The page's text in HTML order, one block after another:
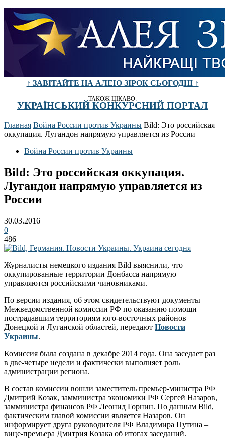
↑ ЗАВІТАЙТЕ НА АЛЕЮ ЗІРОК СЬОГОДНІ ↑
ТАКОЖ ЦІКАВО:
УКРАЇНСЬКИЙ КОНКУРСНИЙ ПОРТАЛ
Главная Война России против Украины Bild: Это российская
оккупация. Лугандон напрямую управляется из России
Война России против Украины
Bild: Это российская оккупация.
Лугандон напрямую управляется из
России
30.03.2016
0
486
Журналисты немецкого издания Bild выяснили, что
оккупированные территории Донбасса напрямую
управляются российскими чиновниками.
По версии издания, об этом свидетельствуют документы
Межведомственной комиссии РФ по оказанию помощи
пострадавшим территориям юго-восточных районов
Донецкой и Луганской областей, передают Новости
Украины.
Комиссия была создана в декабре 2014 года. Она заседает раз
в две-четыре недели и фактически выполняет роль
администрации региона.
В состав комиссии вошли заместитель премьер-министра РФ
Дмитрий Козак, замминистра экономики РФ Сергей Назаров,
замминистра финансов РФ Леонид Горнин. По данным Bild,
фактическим главой комиссии является Назаров. Он
информирует друга руководителя РФ Владимира Путина –
вице-премьера Дмитрия Козака об итогах заседаний.